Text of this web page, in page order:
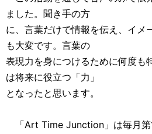
ました。聞き手の方
に、言葉だけで情報を伝え、イメ
も大変です。言葉の
表現力を身につけるために何度も
は将来に役立つ「力」
となったと思います。
「Art Time Junction」は毎月第